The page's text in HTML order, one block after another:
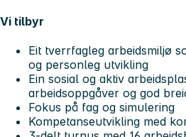
Vi tilbyr
Eit tverrfagleg arbeidsmiljø
og personleg utvikling
Ein sosial og aktiv
arbeidsoppgåver og god
Fokus på fag og simulering
Kompetanseutvikling med